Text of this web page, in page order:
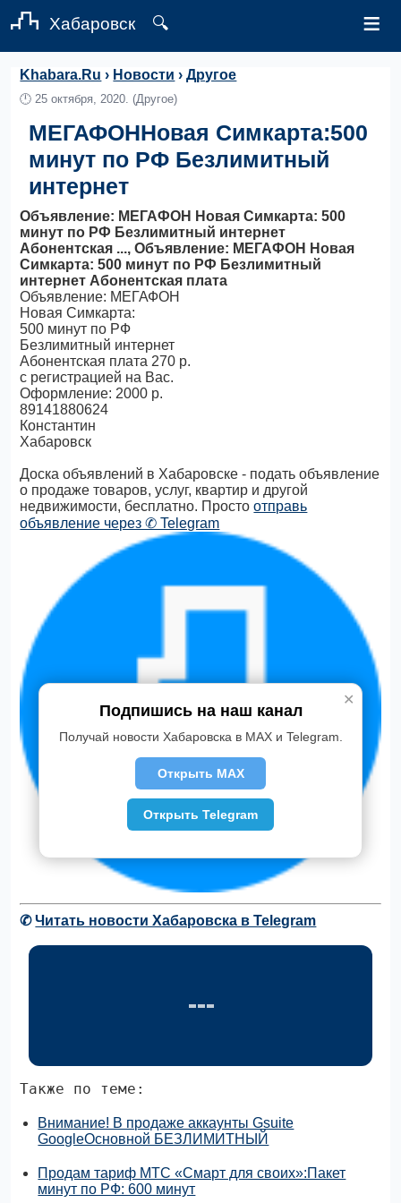
Хабаровск 🔍 ≡
Khabara.Ru › Новости ›Другое
🕛25 октября, 2020. (Другое)
МЕГАФОННовая Симкарта:500
минут по РФ Безлимитный
интернет
Объявление: МЕГАФОН Новая Симкарта: 500
минут по РФ Безлимитный интернет
Абонентская ..., Объявление: МЕГАФОН Новая
Симкарта: 500 минут по РФ Безлимитный
интернет Абонентская плата
Объявление: МЕГАФОН
Новая Симкарта:
500 минут по РФ
Безлимитный интернет
Абонентская плата 270 р.
с регистрацией на Вас.
Оформление: 2000 р.
89141880624
Константин
Хабаровск
Доска объявлений в Хабаровске - подать объявление
о продаже товаров, услуг, квартир и другой
недвижимости, бесплатно. Простоотправь
объявление через ✆ Telegram
✆Читать новости Хабаровска в Telegram
Также по теме:
Внимание! В продаже аккаунты Gsuite
GoogleОсновной БЕЗЛИМИТНЫЙ
Продам тариф МТС «Смарт для своих»:Пакет
минут по РФ: 600 минут
✕
Подпишись на наш канал
Получай новости Хабаровска в MAX и Telegram.
Открыть MAX
Открыть Telegram